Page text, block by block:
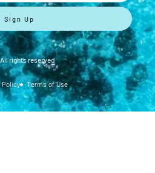
Sign Up
rights reserved
Terms of Use